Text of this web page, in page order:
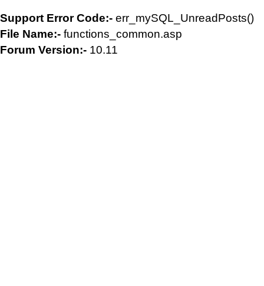
Support Error Code:- err_mySQL_UnreadPosts()
File Name:- functions_common.asp
Forum Version:- 10.11